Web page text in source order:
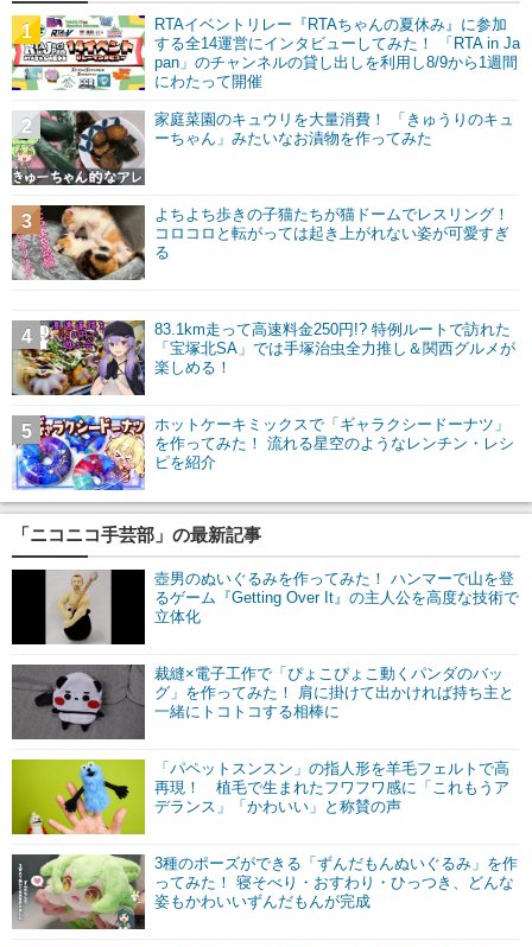
RTAイベントリレー『RTAちゃんの夏休み』に参加
する全14運営にインタビューしてみた！ 「RTA in Ja
pan」のチャンネルの貸し出しを利用し8/9から1週間
にわたって開催
1
家庭菜園のキュウリを大量消費！ 「きゅうりのキュ
ーちゃん」みたいなお漬物を作ってみた
2
よちよち歩きの子猫たちが猫ドームでレスリング！
コロコロと転がっては起き上がれない姿が可愛すぎ
る
3
83.1km走って高速料金250円!? 特例ルートで訪れた
「宝塚北SA」では手塚治虫全力推し＆関西グルメが
楽しめる！
4
ホットケーキミックスで「ギャラクシードーナツ」
を作ってみた！ 流れる星空のようなレンチン・レシ
ピを紹介
5
「ニコニコ手芸部」の最新記事
壺男のぬいぐるみを作ってみた！ ハンマーで山を登
るゲーム『Getting Over It』の主人公を高度な技術で
立体化
裁縫×電子工作で「ぴょこぴょこ動くパンダのバッ
グ」を作ってみた！ 肩に掛けて出かければ持ち主と
一緒にトコトコする相棒に
「パペットスンスン」の指人形を羊毛フェルトで高
再現！ 植毛で生まれたフワフワ感に「これもうア
デランス」「かわいい」と称賛の声
3種のポーズができる「ずんだもんぬいぐるみ」を作
ってみた！ 寝そべり・おすわり・ひっつき、どんな
姿もかわいいずんだもんが完成